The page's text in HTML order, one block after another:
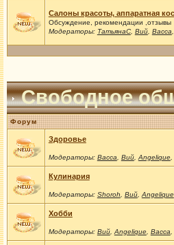
Салоны красоты, аппаратная
Обсуждение, рекомендации ,отзывы
Модераторы: ТатьянаС, Вий, Васса
Свободное
Форум
Здоровье
Модераторы: Васса Вий, Angelique,
Кулинария
Модераторы: Shoroh Вий, Angelique,
Хобби
Модераторы: Вий, Angelique, Васса